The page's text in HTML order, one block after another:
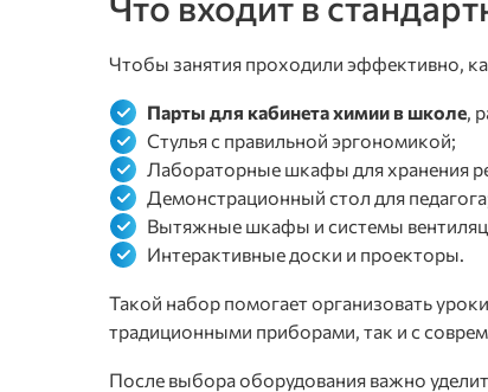
Чтобы занятия проходили эффективно,
Парты для кабинета химии в школе,
Стулья с правильной эргономикой;
Лабораторные шкафы для хранения
Демонстрационный стол для
Вытяжные шкафы и системы
Интерактивные доски и проекторы.
Такой набор помогает организовать
традиционными приборами, так и с
После выбора оборудования важно